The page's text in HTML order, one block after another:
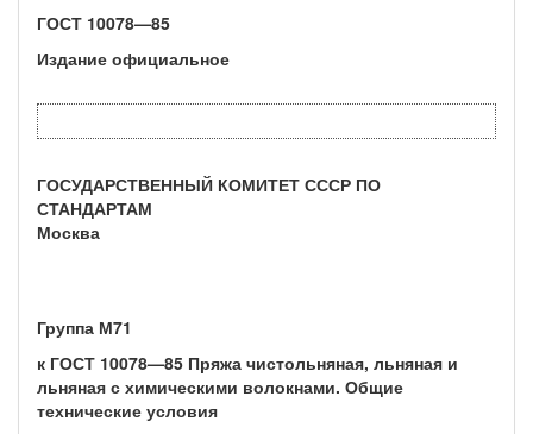
ГОСТ 10078—85
Издание официальное
ГОСУДАРСТВЕННЫЙ КОМИТЕТ СССР ПО
СТАНДАРТАМ
Москва
Группа М71
к ГОСТ 10078—85 Пряжа чистольняная, льняная и
льняная с химическими во­локнами. Общие
технические условия